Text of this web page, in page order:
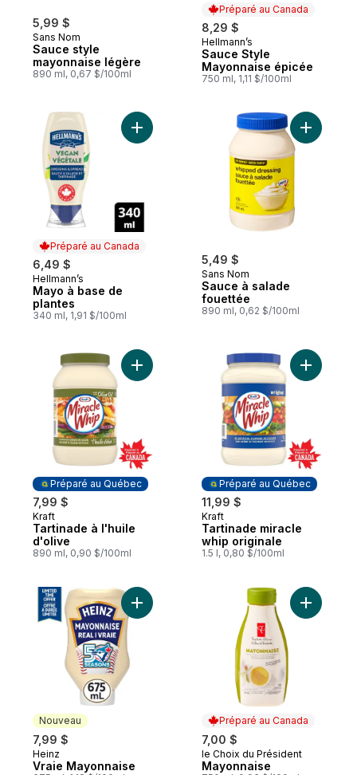
5,99 $
Sans Nom
Sauce style
mayonnaise légère
890 ml, 0,67 $/100ml
Préparé au Canada
8,29 $
Préparé au Canada
Hellmann’s
Sauce Style
Mayonnaise épicée
750 ml, 1,11 $/100ml
Préparé au Canada
6,49 $
Préparé au Canada
Hellmann’s
Mayo à base de
plantes
340 ml, 1,91 $/100ml
Ajouter Mayo à base de plantes au panier
5,49 $
Sans Nom
Sauce à salade
fouettée
890 ml, 0,62 $/100ml
Ajouter
Préparé au Québec
7,99 $
Préparé au Québec
Kraft
Tartinade à l'huile
d'olive
890 ml, 0,90 $/100ml
Ajouter Tartinade à l'huile d'olive au
Préparé au Québec
11,99 $
Préparé au Québec
Kraft
Tartinade miracle
whip originale
1.5 l, 0,80 $/100ml
Ajouter
Nouveau
7,99 $
Nouveau
Heinz
Vraie Mayonnaise
Ajouter Vraie Mayonnaise au panier
Préparé au Canada
7,00 $
Préparé au Canada
le Choix du Président
Mayonnaise
Ajouter